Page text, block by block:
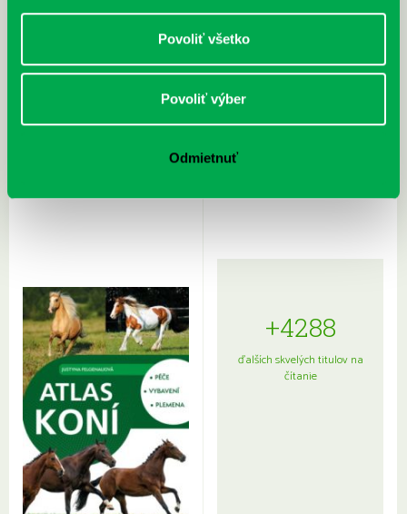
Povoliť všetko
Povoliť výber
Odmietnuť
Rudź, Przemyslaw: Atlas hviezd:
Sprievodca po hviezdnej oblohe
Hardy, Paula: Japonsko na tanieri:
kompletný sprievodca
+4288
ďalších skvelých titulov na
čítanie